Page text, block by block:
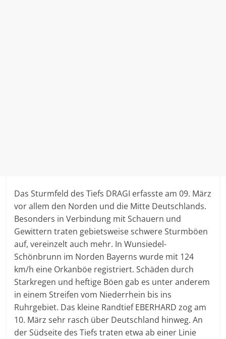
Das Sturmfeld des Tiefs DRAGI erfasste am 09. März
vor allem den Norden und die Mitte Deutschlands.
Besonders in Verbindung mit Schauern und
Gewittern traten gebietsweise schwere Sturmböen
auf, vereinzelt auch mehr. In Wunsiedel-
Schönbrunn im Norden Bayerns wurde mit 124
km/h eine Orkanböe registriert. Schäden durch
Starkregen und heftige Böen gab es unter anderem
in einem Streifen vom Niederrhein bis ins
Ruhrgebiet. Das kleine Randtief EBERHARD zog am
10. März sehr rasch über Deutschland hinweg. An
der Südseite des Tiefs traten etwa ab einer Linie